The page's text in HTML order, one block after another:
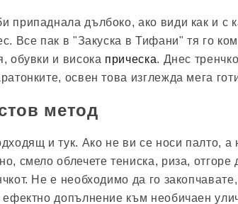
припаднала дълбоко, ако види как и с
Все пак в "Закуска в Тифани" тя го
обувки и висока прическа. Днес
освен това изглежда мега
метод
и тук. Ако не ви се носи палто, а
смело облечете тениска, риза, отгоре
Не е необходимо да го
ефектно допълнение към необичаен